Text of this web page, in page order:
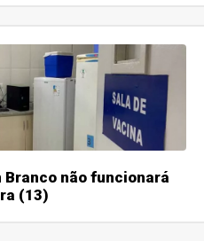
Branco não funcionará
(13)